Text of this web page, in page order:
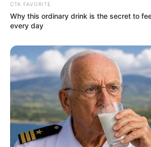
CTA FAVORITE
Why this ordinary drink is the secret to
every day